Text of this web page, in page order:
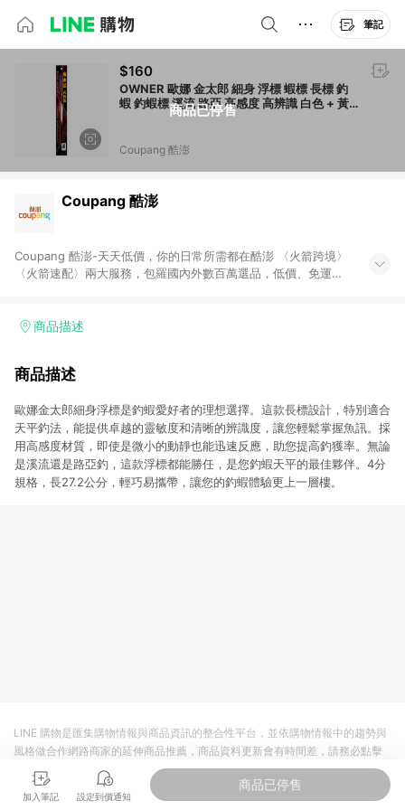
筆記
商品已停售
$160
OWNER 歐娜 金太郎 細身 浮標 蝦標 長標 釣
蝦 釣蝦標 溪流 路亞 高感度 高辨識 白色 + 黃
Coupang 酷澎
Coupang 酷澎
Coupang 酷澎-天天低價，你的日常所需都在酷澎 〈火箭跨境〉
〈火箭速配〉兩大服務，包羅國內外數百萬選品，低價、免運，
加入WOW會員告別湊免運，火箭速配、火箭跨境優質選品不限金
商品描述
商品描述
歐娜金太郎細身浮標是釣蝦愛好者的理想選擇。這款長標設計，特別適合
天平釣法，能提供卓越的靈敏度和清晰的辨識度，讓您輕鬆掌握魚訊。採
用高感度材質，即使是微小的動靜也能迅速反應，助您提高釣獲率。無論
是溪流還是路亞釣，這款浮標都能勝任，是您釣蝦天平的最佳夥伴。4分
規格，長27.2公分，輕巧易攜帶，讓您的釣蝦體驗更上一層樓。
加入筆記 設定到價通知
商品已停售
LINE 購物是匯集購物情報與商品資訊的整合性平台，並依購物情報中的趨勢與
風格做合作網路商家的延伸商品推薦，商品資料更新會有時間差，請務必點擊
商品至各合作網路商家，確認現售價與購物條件，一切資訊以合作廠商網頁為
準。